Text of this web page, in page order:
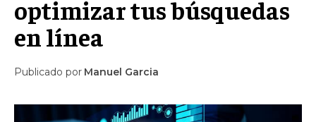
optimizar tus búsquedas
en línea
Publicado por Manuel Garcia